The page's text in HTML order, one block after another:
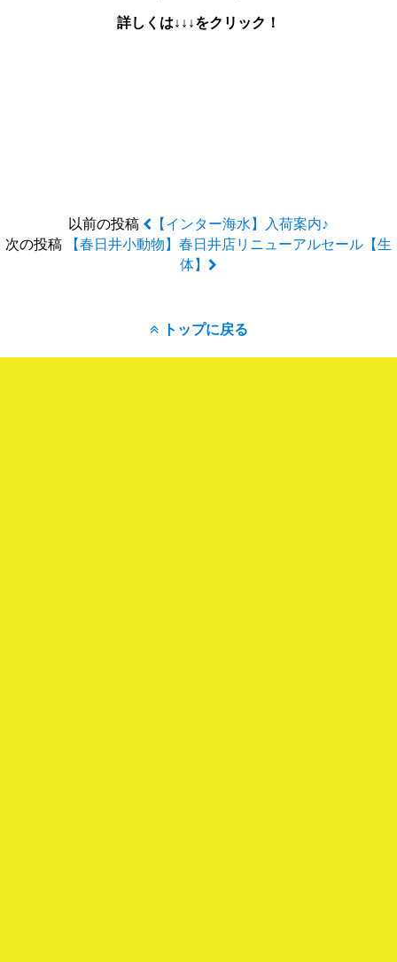
詳しくは↓↓↓をクリック！
以前の投稿
【インター海水】入荷案内♪
次の投稿
【春日井小動物】春日井店リニューアルセール【生
体】
トップに戻る